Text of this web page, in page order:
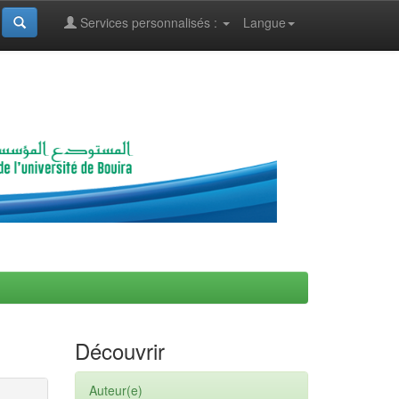
Langue
Services personnalisés :
Découvrir
Auteur(e)